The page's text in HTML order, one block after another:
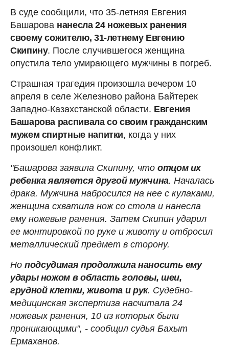
В суде сообщили, что 35-летняя Евгения
Башарова нанесла 24 ножевых ранения
своему сожителю, 31-летнему Евгению
Скипину. После случившегося женщина
опустила тело умирающего мужчины в погреб.
Страшная трагедия произошла вечером 10
апреля в селе Железново района Байтерек
Западно-Казахстанской области. Евгения
Башарова распивала со своим гражданским
мужем спиртные напитки, когда у них
произошел конфликт.
"Башарова заявила Скипину, что отцом их
ребенка является другой мужчина. Началась
драка. Мужчина набросился на нее с кулаками,
женщина схватила нож со стола и нанесла
ему ножевые ранения. Затем Скипин ударил
ее монтировкой по руке и животу и отбросил
металлический предмет в сторону.
Но подсудимая продолжила наносить ему
удары ножом в область головы, шеи,
грудной клетки, живота и рук. Судебно-
медицинская экспертиза насчитала 24
ножевых ранения, 10 из которых были
проникающими", - сообщил судья Бахыт
Ермаханов.